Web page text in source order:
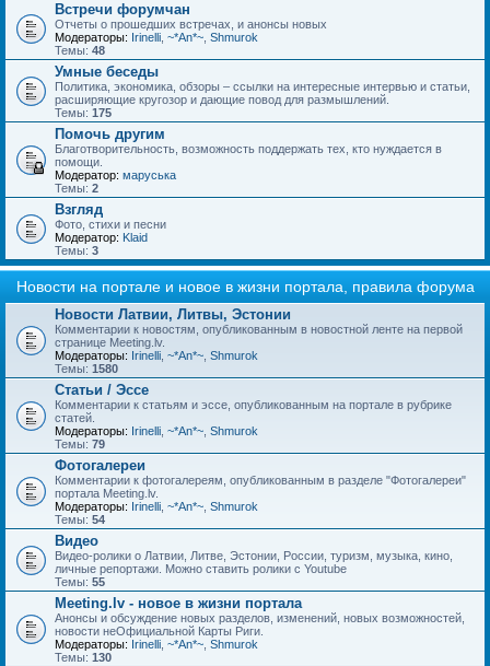
Встречи форумчан
Отчеты о прошедших встречах, и анонсы новых
Модераторы: Irinelli ~*An*~ Shmurok
Темы: 48
Умные беседы
Политика, экономика, обзоры – ссылки на интересные интервью и статьи,
расширяющие кругозор и дающие повод для размышлений.
Темы: 175
Помочь другим
Благотворительность, возможность поддержать тех, кто нуждается в
помощи.
Модератор: маруська
Темы: 2
Взгляд
Фото, стихи и песни
Модератор: Klaid
Темы: 3
Новости на портале и новое в жизни портала, правила форума
Новости Латвии, Литвы, Эстонии
Комментарии к новостям, опубликованным в новостной ленте на первой
странице Meeting.lv.
Модераторы: Irinelli ~*An*~ Shmurok
Темы: 1580
Статьи / Эссе
Комментарии к статьям и эссе, опубликованным на портале в рубрике
статей.
Модераторы: Irinelli ~*An*~ Shmurok
Темы: 79
Фотогалереи
Комментарии к фотогалереям, опубликованным в разделе "Фотогалереи"
портала Meeting.lv.
Модераторы: Irinelli ~*An*~ Shmurok
Темы: 54
Видео
Видео-ролики о Латвии, Литве, Эстонии, России, туризм, музыка, кино,
личные репортажи. Можно ставить ролики с Youtube
Темы: 55
Meeting.lv - новое в жизни портала
Анонсы и обсуждение новых разделов, изменений, новых возможностей,
новости неОфициальной Карты Риги.
Модераторы: Irinelli ~*An*~ Shmurok
Темы: 130